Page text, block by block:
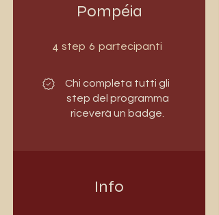
Pompéia
4 step 4 step
6 partecipanti
Chi completa tutti gli
step del programma
riceverà un badge.
Info